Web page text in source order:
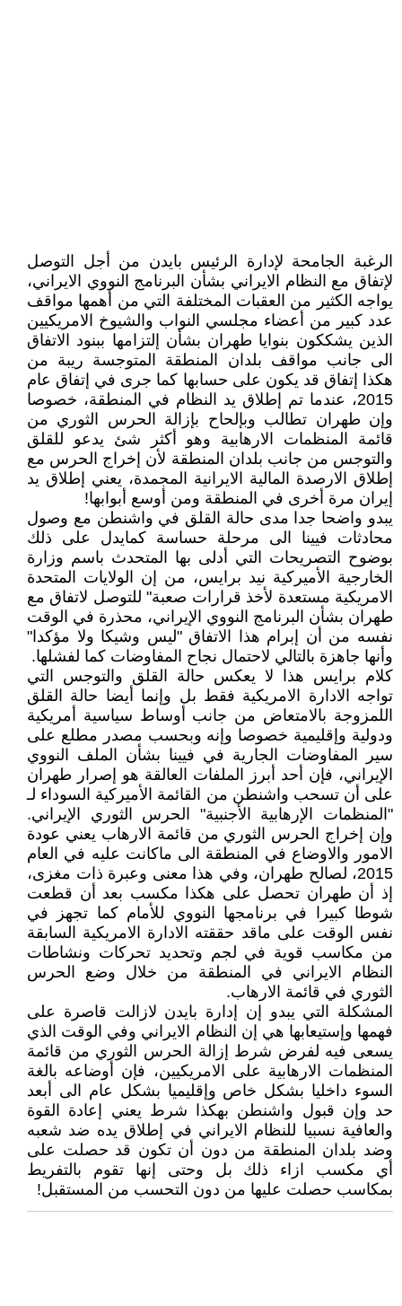
الرغبة الجامحة لإدارة الرئيس بايدن من أجل التوصل
لإتفاق مع النظام الايراني بشأن البرنامج النووي الايراني،
يواجه الکثير من العقبات المختلفة التي من أهمها مواقف
عدد کبير من أعضاء مجلسي النواب والشيوخ الامريکيين
الذين يشککون بنوايا طهران بشأن إلتزامها ببنود الاتفاق
الى جانب مواقف بلدان المنطقة المتوجسة ريبة من
هکذا إتفاق قد يکون على حسابها کما جرى في إتفاق عام
2015، عندما تم إطلاق يد النظام في المنطقة، خصوصا
وإن طهران تطالب وبإلحاح بإزالة الحرس الثوري من
قائمة المنظمات الارهابية وهو أکثر شئ يدعو للقلق
والتوجس من جانب بلدان المنطقة لأن إخراج الحرس مع
إطلاق الارصدة المالية الايرانية المجمدة، يعني إطلاق يد
إيران مرة أخرى في المنطقة ومن أوسع أبوابها!
يبدو واضحا جدا مدى حالة القلق في واشنطن مع وصول
محادثات فيينا الى مرحلة حساسة کمايدل على ذلك
بوضوح التصريحات التي أدلى بها المتحدث باسم وزارة
الخارجية الأميركية نيد برايس، من إن الولايات المتحدة
الامريکية مستعدة لأخذ قرارات صعبة" للتوصل لاتفاق مع
طهران بشأن البرنامج النووي الإيراني، محذرة في الوقت
نفسه من أن إبرام هذا الاتفاق "ليس وشيكا ولا مؤكدا"
وأنها جاهزة بالتالي لاحتمال نجاح المفاوضات كما لفشلها.
کلام برايس هذا لا يعکس حالة القلق والتوجس التي
تواجه الادارة الامريکية فقط بل وإنما أيضا حالة القلق
اللمزوجة بالامتعاض من جانب أوساط سياسية أمريکية
ودولية وإقليمية خصوصا وإنه وبحسب مصدر مطلع على
سير المفاوضات الجارية في فيينا بشأن الملف النووي
الإيراني، فإن أحد أبرز الملفات العالقة هو إصرار طهران
على أن تسحب واشنطن من القائمة الأميركية السوداء لـ
"المنظمات الإرهابية الأجنبية" الحرس الثوري الإيراني.
وإن إخراج الحرس الثوري من قائمة الارهاب يعني عودة
الامور والاوضاع في المنطقة الى ماکانت عليه في العام
2015، لصالح طهران، وفي هذا معنى وعبرة ذات مغزى،
إذ أن طهران تحصل على هکذا مکسب بعد أن قطعت
شوطا کبيرا في برنامجها النووي للأمام کما تجهز في
نفس الوقت على ماقد حققته الادارة الامريکية السابقة
من مکاسب قوية في لجم وتحديد تحرکات ونشاطات
النظام الايراني في المنطقة من خلال وضع الحرس
الثوري في قائمة الارهاب.
المشکلة التي يبدو إن إدارة بايدن لازالت قاصرة على
فهمها وإستيعابها هي إن النظام الايراني وفي الوقت الذي
يسعى فيه لفرض شرط إزالة الحرس الثوري من قائمة
المنظمات الارهابية على الامريکيين، فإن أوضاعه بالغة
السوء داخليا بشکل خاص وإقليميا بشکل عام الى أبعد
حد وإن قبول واشنطن بهکذا شرط يعني إعادة القوة
والعافية نسبيا للنظام الايراني في إطلاق يده ضد شعبه
وضد بلدان المنطقة من دون أن تکون قد حصلت على
أي مکسب ازاء ذلك بل وحتى إنها تقوم بالتفريط
بمکاسب حصلت عليها من دون التحسب من المستقبل!